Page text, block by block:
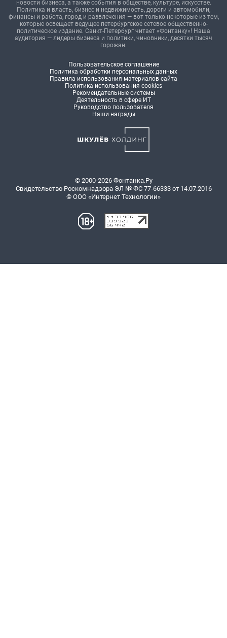
новости бизнеса, а также события в обществе, культуре, искусстве.
Политика и власть, бизнес и недвижимость, дороги и автомобили,
финансы и работа, город и развлечения — вот только некоторые из тем,
которые освещает ведущее петербургское сетевое общественно-
политическое издание. Санкт-Петербург читает «Фонтанку»! Наша
аудитория — лидеры бизнеса и политики, чиновники, десятки тысяч
горожан.
Пользовательское соглашение
Политика обработки персональных данных
Правила использования материалов сайта
Политика использования cookies
Рекомендательные системы
Деятельность в сфере ИТ
Руководство пользователя
Наши награды
© 2000-2026 Фонтанка.Ру
Свидетельство Роскомнадзора ЭЛ № ФС 77-66333 от 14.07.2016
© ООО «Интернет Технологии»